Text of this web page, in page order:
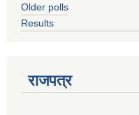
Older polls
Results
राजपत्र